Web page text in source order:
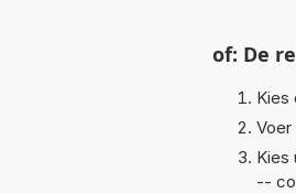
of: De
Kies
Kies
--